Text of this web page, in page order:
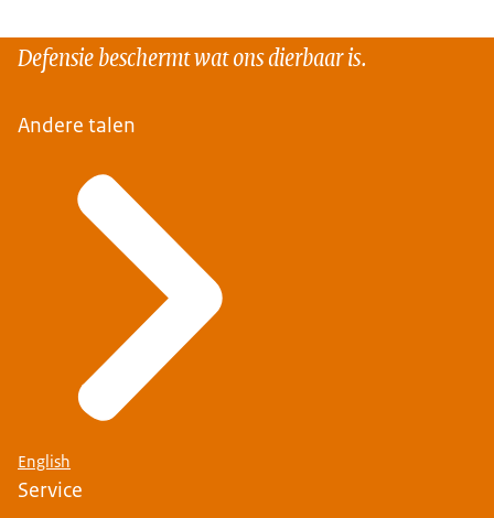
Defensie beschermt wat ons dierbaar is.
Andere talen
English
Service